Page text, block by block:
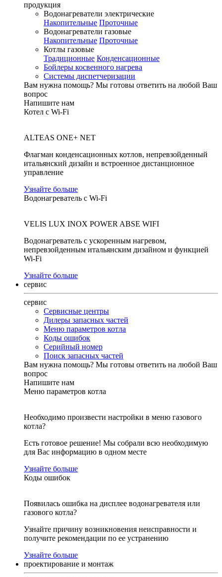
продукция
Водонагреватели электрические
Накопительные Проточные
Водонагреватели газовые
Накопительные Проточные
Котлы газовые
Традиционные Конденсационные
Бойлеры косвенного нагрева
Системы диспетчеризации
Вам нужна помощь? Мы готовы ответить на любой Ваш
вопрос
Напишите нам
Котел с Wi-Fi
ALTEAS ONE+ NET
Флагман конденсационных котлов, непревзойденный
итальянский дизайн и встроенное дистанционное
управление
Узнайте больше
Водонагреватель с Wi-Fi
VELIS LUX INOX POWER ABSE WIFI
Водонагреватель с ускоренным нагревом,
непревзойденным итальянским дизайном и функцией
Wi-Fi
Узнайте больше
сервис
сервис
Сервисные центры
Дилеры запасных частей
Меню параметров котла
Коды ошибок
Серийный номер
Поиск запасных частей
Вам нужна помощь? Мы готовы ответить на любой Ваш
вопрос
Напишите нам
Меню параметров котла
Необходимо произвести настройки в меню газового
котла?
Есть готовое решение! Мы собрали всю необходимую
для Вас информацию в одном месте
Узнайте больше
Коды ошибок
Появилась ошибка на дисплее водонагревателя или
газового котла?
Узнайте причину возникновения неисправности и
получите рекомендации по ее устранению
Узнайте больше
проектирование и монтаж